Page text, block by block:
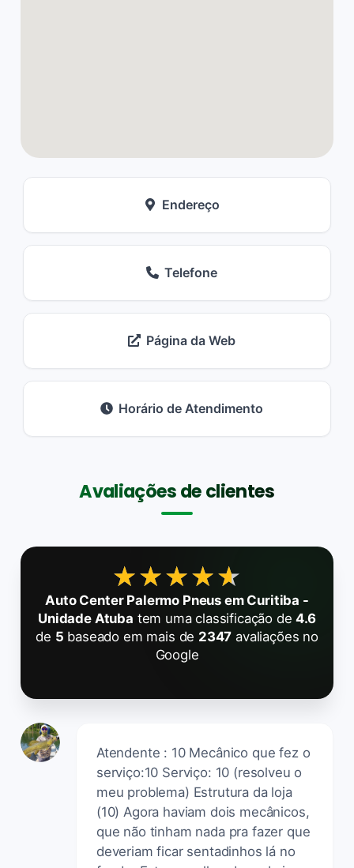
Endereço
Telefone
Página da Web
Horário de Atendimento
Avaliações de clientes
★★★★★
★★★★★
Auto Center Palermo Pneus em Curitiba -
Unidade Atuba tem uma classificação de4.6
de 5 baseado em mais de 2347 avaliações no
Google
Atendente : 10 Mecânico que fez o
serviço:10 Serviço: 10 (resolveu o
meu problema) Estrutura da loja
(10) Agora haviam dois mecânicos,
que não tinham nada pra fazer que
deveriam ficar sentadinhos lá no